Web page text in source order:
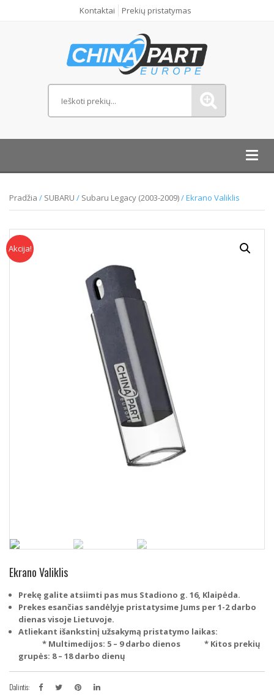
Kontaktai Prekių pristatymas
Pradžia / SUBARU / Subaru Legacy (2003-2009)/ Ekrano Valiklis
Akcija!
Ekrano Valiklis
Prekę galite atsiimti pas mus Stadiono g. 16, Klaipėda.
Prekes esančias sandėlyje pristatysime Jums per 1-2 darbo
dienas visoje Lietuvoje.
Atliekant išankstinį užsakymą pristatymo laikas:
* Multimedijos: 5 – 9 darbo dienos * Kitos prekių
grupės: 8 – 18 darbo dienų
Dalintis: